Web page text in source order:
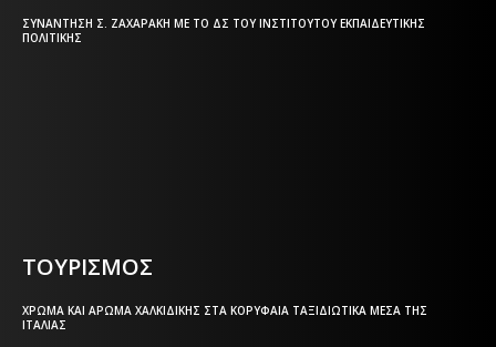
ΣΥΝΆΝΤΗΣΗ Σ. ΖΑΧΑΡΆΚΗ ΜΕ ΤΟ ΔΣ ΤΟΥ ΙΝΣΤΙΤΟΎΤΟΥ ΕΚΠΑΙΔΕΥΤΙΚΉΣ
ΠΟΛΙΤΙΚΉΣ
ΤΟΥΡΙΣΜΟΣ
ΧΡΏΜΑ ΚΑΙ ΆΡΩΜΑ ΧΑΛΚΙΔΙΚΉΣ ΣΤΑ ΚΟΡΥΦΑΊΑ ΤΑΞΙΔΙΩΤΙΚΆ ΜΈΣΑ ΤΗΣ
ΙΤΑΛΊΑΣ